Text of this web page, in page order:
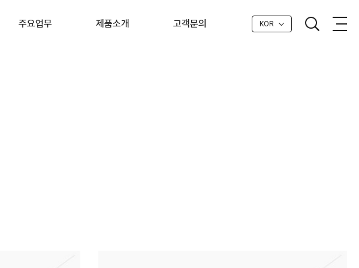
주요업무 제품소개 고객문의 KOR